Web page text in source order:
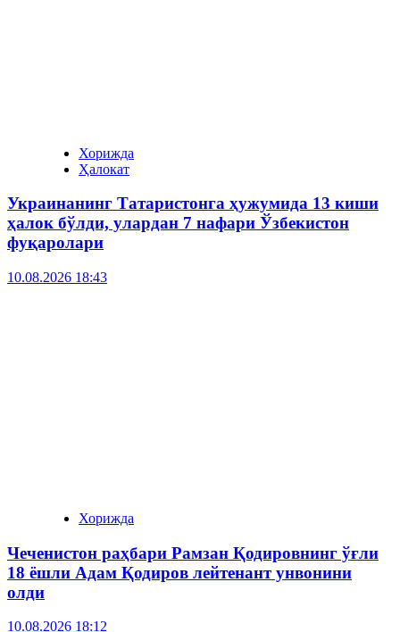
Хорижда
Ҳалокат
Украинанинг Татаристонга ҳужумида 13 киши
ҳалок бўлди, улардан 7 нафари Ўзбекистон
фуқаролари
10.08.2026 18:43
Хорижда
Чеченистон раҳбари Рамзан Қодировнинг ўғли
18 ёшли Адам Қодиров лейтенант унвонини
олди
10.08.2026 18:12